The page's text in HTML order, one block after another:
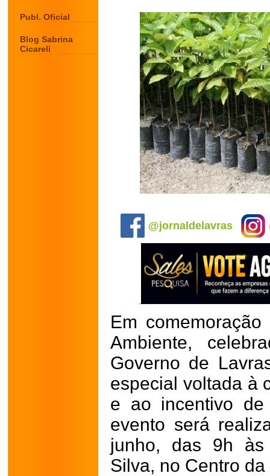
Publ. Oficial
Blog Sabrina
Cicareli
@jornaldelavras
Em
Ambiente,
Governo de
especial voltada à
e ao incentivo de
evento será
junho, das 9h
Silva, no Centro